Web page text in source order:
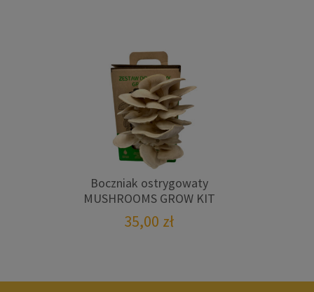
Boczniak ostrygowaty
MUSHROOMS GROW KIT
35,00 zł